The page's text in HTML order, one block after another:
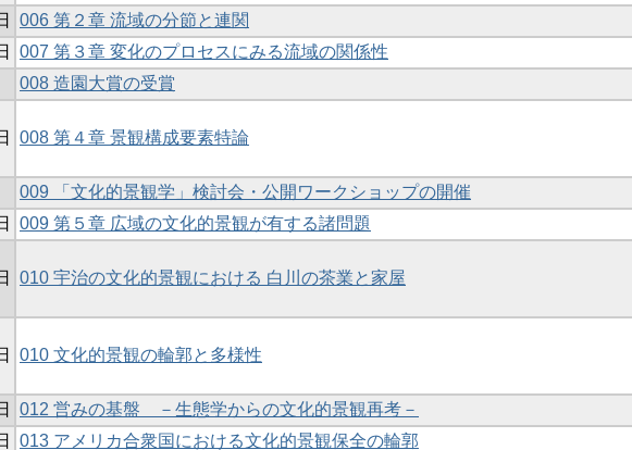
006 第２章 流域の分節と連関
007 第３章 変化のプロセスにみる流域の関係性
008 造園大賞の受賞
008 第４章 景観構成要素特論
009 「文化的景観学」検討会・公開ワークショップの開催
009 第５章 広域の文化的景観が有する諸問題
010 宇治の文化的景観における 白川の茶業と家屋
010 文化的景観の輪郭と多様性
012 営みの基盤 －生態学からの文化的景観再考－
013 アメリカ合衆国における文化的景観保全の輪郭